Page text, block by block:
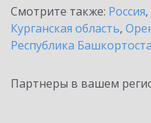
Смотрите также: Россия,
Курганская область,
Республика
Партнеры в вашем